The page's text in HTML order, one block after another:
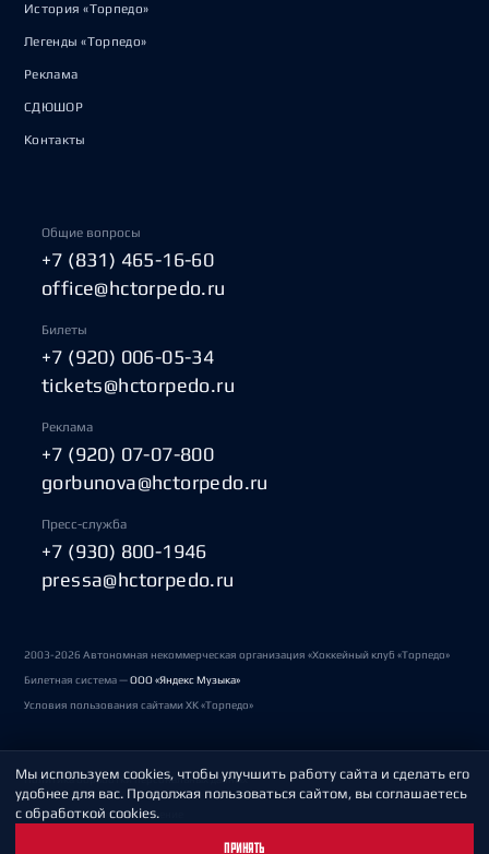
История «Торпедо»
Легенды «Торпедо»
Реклама
СДЮШОР
Контакты
Общие вопросы
+7 (831) 465-16-60
office@hctorpedo.ru
Билеты
+7 (920) 006-05-34
tickets@hctorpedo.ru
Реклама
+7 (920) 07-07-800
gorbunova@hctorpedo.ru
Пресс-служба
+7 (930) 800-1946
pressa@hctorpedo.ru
2003-2026 Автономная некоммерческая организация «Хоккейный клуб «Торпедо»
Билетная система —ООО «Яндекс Музыка»
Условия пользования сайтами ХК «Торпедо»
Политика обработки персональных данных
Пользовательское соглашение
Мы используем cookies, чтобы улучшить работу сайта и сделать его
удобнее для вас. Продолжая пользоваться сайтом, вы соглашаетесь
с обработкой cookies.
ПРИНЯТЬ